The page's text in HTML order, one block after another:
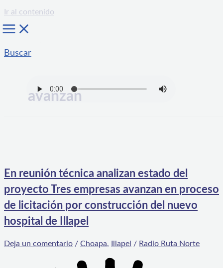
Ir al contenido
Buscar
avanzan
En reunión técnica analizan estado del
proyecto Tres empresas avanzan en proceso
de licitación por construcción del nuevo
hospital de Illapel
Deja un comentario / Choapa, Illapel / Radio Ruta Norte